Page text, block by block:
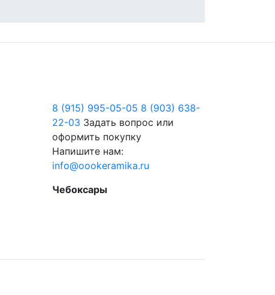
8 (915) 995-05-05 8 (903) 638-
22-03 Задать вопрос или
оформить покупку
Напишите нам:
info@oookeramika.ru
Чебоксары